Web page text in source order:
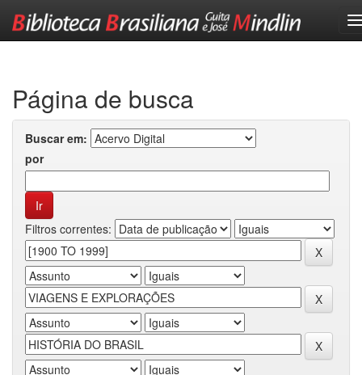
Página de busca
Buscar em:
por
Filtros correntes: